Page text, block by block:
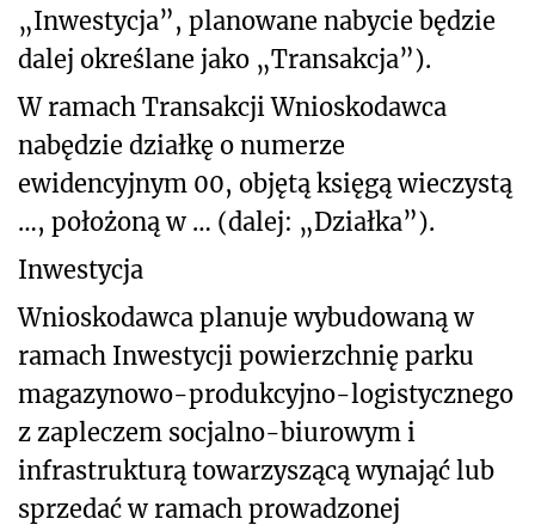
„Inwestycja”, planowane nabycie będzie
dalej określane jako „Transakcja”).
W ramach Transakcji Wnioskodawca
nabędzie działkę o numerze
ewidencyjnym 00, objętą księgą wieczystą
…, położoną w … (dalej: „Działka”).
Inwestycja
Wnioskodawca planuje wybudowaną w
ramach Inwestycji powierzchnię parku
magazynowo-produkcyjno-logistycznego
z zapleczem socjalno-biurowym i
infrastrukturą towarzyszącą wynająć lub
sprzedać w ramach prowadzonej